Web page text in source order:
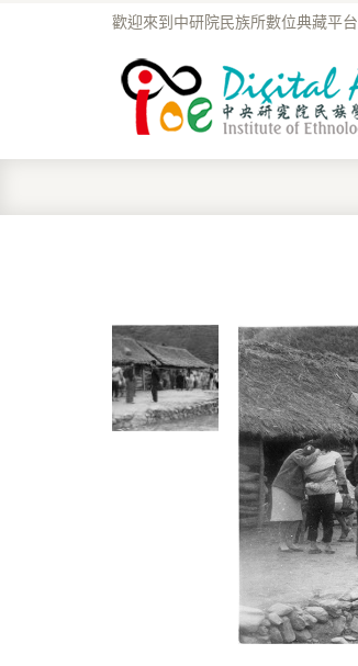
歡迎來到中研院民族所數位典藏平台